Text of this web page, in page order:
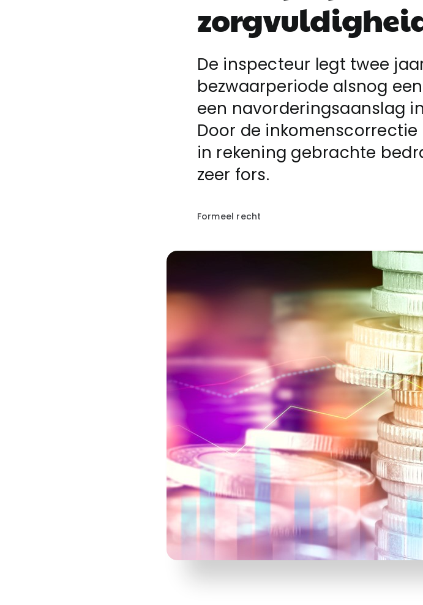
De inspecteur legt twee
bezwaarperiode alsnog
een navorderingsaanslag
Door de
in rekening gebrachte
zeer fors.
Formeel recht